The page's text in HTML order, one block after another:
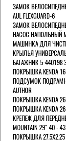
ЗАМОК
AUL FLEXGUARD-6
ЗАМОК
НАСОС НАПОЛЬНЫЙ
МАШИНКА ДЛЯ
КРЫЛЬЯ
БАГАЖНИК 5-440198
ПОКРЫШКА KENDA
ПОДСУМОК
AUTHOR
ПОКРЫШКА KENDA
ПОКРЫШКА KENDA
КРЕПЕЖ ДЛЯ
MOUNTAIN 29" 40 -
ПОКРЫШКА 27.5X2.25